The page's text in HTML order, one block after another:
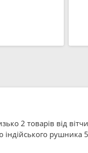
2 товарів від
індійського рушника